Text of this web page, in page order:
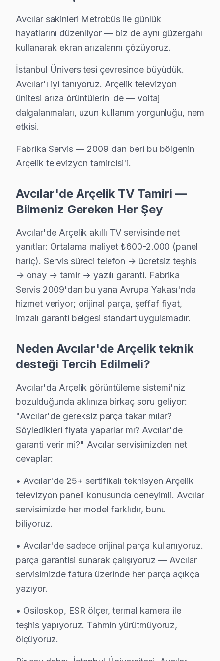
Avcılar Yakın İlçelerde Arçelik Servisi
· Arnavutköy Arçelik
· Bağcılar Arçelik
· Bahçelievler Arçelik
· Bakırköy Arçelik
· Beşiktaş Arçelik
· Beylikdüzü Arçelik
Avcılar Diğer Marka Servisleri
· Avcılar Hi-Level
· Avcılar iFFALCON
· Avcılar Samsung
· Avcılar LG
· Avcılar Panasonic
· Avcılar Toshiba
Avcılar'de Arçelik TV Tamiri — Bilmeniz
Arçelik Televizyon Servis Rehberi
✓ 15+ Yıl Deneyim
✓ Yazılı Garanti Belgesi
✓ Ücretsiz Arıza Tespiti
Avcılar Mahallelerinde Arçelik Servisi
Bugün Avcılar'dan bir Arçelik UHD serisi geldi.
Avcılar, birçok mahalleye yayılmış bir ilçe ve
İlk gözlemlerimden biri, bu mahallede daha çok 50-65
Yaptığım incelemede, televizyonun power LED’inin
Avcılar sakinleri Metrobüs ile günlük
hayatlarını düzenliyor — biz de aynı güzergahı
kullanarak ekran arızalarını çözüyoruz.
İstanbul Üniversitesi çevresinde büyüdük.
Avcılar'ı iyi tanıyoruz. Arçelik televizyon
ünitesi arıza örüntülerini de — voltaj
dalgalanmaları, uzun kullanım yorgunluğu, nem
etkisi.
Fabrika Servis — 2009'dan beri bu bölgenin
Arçelik televizyon tamircisi'i.
Avcılar'de Arçelik TV Tamiri —
Bilmeniz Gereken Her Şey
Avcılar'de Arçelik akıllı TV servisinde net
yanıtlar: Ortalama maliyet ₺600-2.000 (panel
hariç). Servis süreci telefon → ücretsiz teşhis
→ onay → tamir → yazılı garanti. Fabrika
Servis 2009'dan bu yana Avrupa Yakası'nda
hizmet veriyor; orijinal parça, şeffaf fiyat,
imzalı garanti belgesi standart uygulamadır.
Neden Avcılar'de Arçelik teknik
desteği Tercih Edilmeli?
Avcılar'da Arçelik görüntüleme sistemi'niz
bozulduğunda aklınıza birkaç soru geliyor:
"Avcılar'de gereksiz parça takar mılar?
Söyledikleri fiyata yaparlar mı? Avcılar'de
garanti verir mi?" Avcılar servisimizden net
cevaplar:
• Avcılar'de 25+ sertifikalı teknisyen Arçelik
televizyon paneli konusunda deneyimli. Avcılar
servisimizde her model farklıdır, bunu
biliyoruz.
• Avcılar'de sadece orijinal parça kullanıyoruz.
parça garantisi sunarak çalışıyoruz — Avcılar
servisimizde fatura üzerinde her parça açıkça
yazıyor.
• Osiloskop, ESR ölçer, termal kamera ile
teşhis yapıyoruz. Tahmin yürütmüyoruz,
ölçüyoruz.